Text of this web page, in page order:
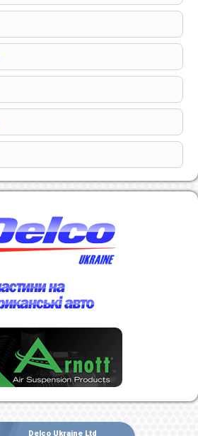
Delco Ukraine Ltd